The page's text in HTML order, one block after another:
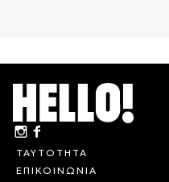
ΤΑΥΤΟΤΗΤΑ
ΕΠΙΚΟΙΝΩΝΙΑ